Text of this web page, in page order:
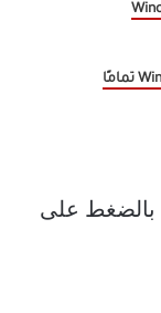
بالضغط على